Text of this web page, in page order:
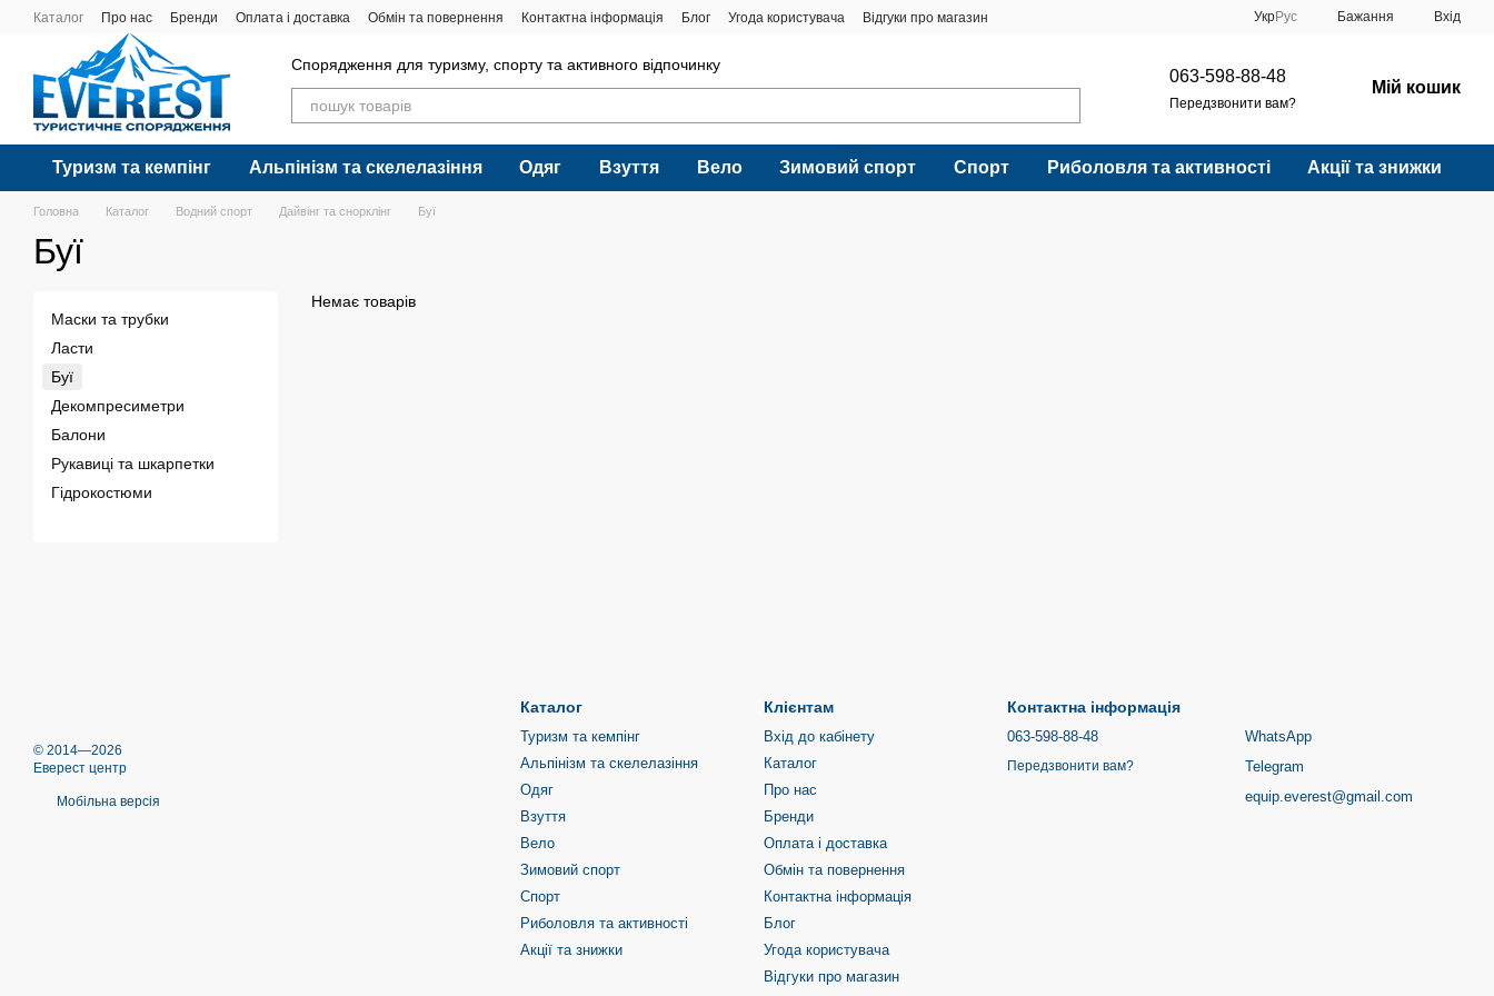
Перейти до основного контенту
Каталог Про нас Бренди Оплата і доставка Обмін та повернення Контактна інформація Блог Угода користувача Відгуки про магазин УкрРус Бажання Вхід
Спорядження для туризму, спорту та активного відпочинку
063-598-88-48
Передзвонити вам?
Мій кошик
Туризм та кемпінг Альпінізм та скелелазіння Одяг Взуття Вело Зимовий спорт Спорт Риболовля та активності Акції та знижки
Головна Каталог Водний спорт Дайвінг та снорклінг Буї
Буї
Немає товарів
Маски та трубки
Ласти
Буї
Декомпресиметри
Балони
Рукавиці та шкарпетки
Гідрокостюми
© 2014—2026
Еверест центр
Мобільна версія
Каталог
Туризм та кемпінг
Альпінізм та скелелазіння
Одяг
Взуття
Вело
Зимовий спорт
Спорт
Риболовля та активності
Акції та знижки
Клієнтам
Вхід до кабінету
Каталог
Про нас
Бренди
Оплата і доставка
Обмін та повернення
Контактна інформація
Блог
Угода користувача
Відгуки про магазин
Контактна інформація
063-598-88-48
Передзвонити вам?
WhatsApp
Telegram
equip.everest@gmail.com